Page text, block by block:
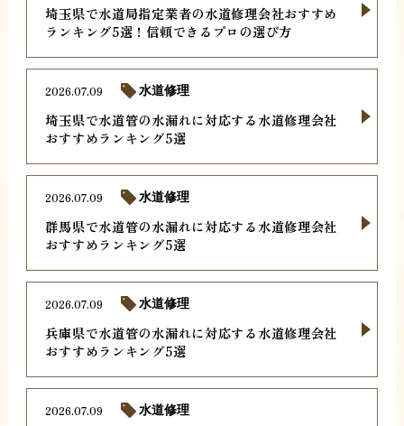
埼玉県で水道局指定業者の水道修理会社おすすめ
ランキング5選！信頼できるプロの選び方
埼玉県で水道管の水漏れに対応する水道修理会社
おすすめランキング5選
2026.07.09 水道修理
群馬県で水道管の水漏れに対応する水道修理会社
おすすめランキング5選
2026.07.09 水道修理
兵庫県で水道管の水漏れに対応する水道修理会社
おすすめランキング5選
2026.07.09 水道修理
2026.07.09 水道修理